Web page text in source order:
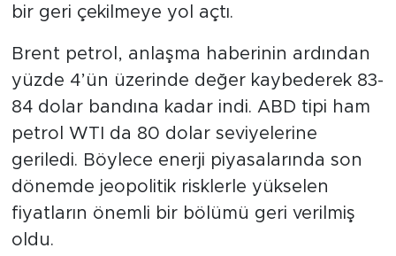
bir geri çekilmeye yol açtı.
Brent petrol, anlaşma haberinin ardından
yüzde 4’ün üzerinde değer kaybederek 83-
84 dolar bandına kadar indi. ABD tipi ham
petrol WTI da 80 dolar seviyelerine
geriledi. Böylece enerji piyasalarında son
dönemde jeopolitik risklerle yükselen
fiyatların önemli bir bölümü geri verilmiş
oldu.